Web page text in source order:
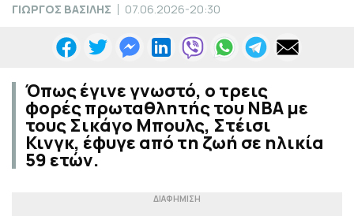
ΓΙΩΡΓΟΣ ΒΑΣΙΛΗΣ 07.06.2026-20:30
Όπως έγινε γνωστό, ο τρεις
φορές πρωταθλητής του ΝΒΑ με
τους Σικάγο Μπουλς, Στέισι
Κινγκ, έφυγε από τη ζωή σε ηλικία
59 ετών.